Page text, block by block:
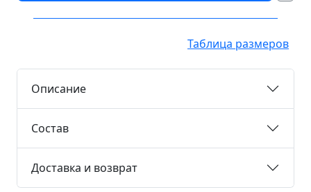
Таблица размеров
Описание
Состав
Доставка и возврат